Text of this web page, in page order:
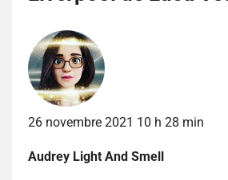
26 novembre 2021 10 h 28 min
Audrey Light And Smell